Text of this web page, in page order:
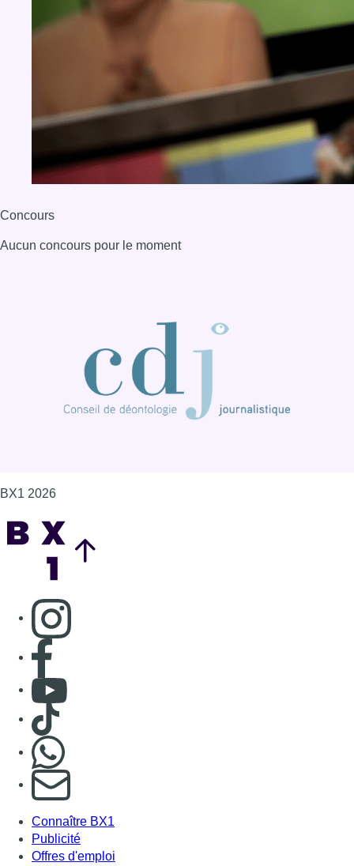
Concours
Aucun concours pour le moment
BX1 2026
Consulter page Instagram
Consulter page Facebook
Consulter Youtube
Consulter TikTok
S'abonner à notre newsletter
Connaître BX1
Publicité
Offres d'emploi